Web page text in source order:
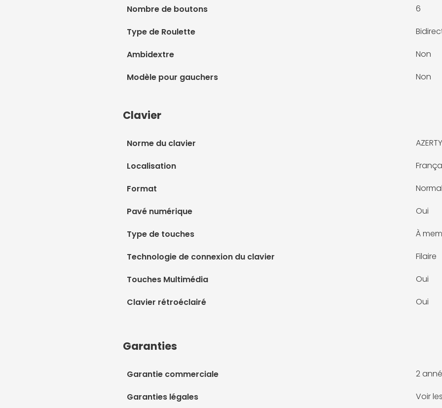
Nombre de boutons 6
Type de Roulette
Ambidextre Non
Modèle pour gauchers Non
Clavier
Norme du clavier AZERTY
Localisation
Format Normal
Pavé numérique Oui
Type de touches À
Technologie de connexion du clavier Filaire
Touches Multimédia Oui
Clavier rétroéclairé Oui
Garanties
Garantie commerciale 2
Garanties légales Voir